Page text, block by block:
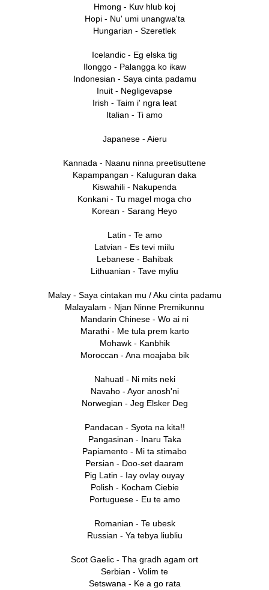
Hmong - Kuv hlub koj
Hopi - Nu' umi unangwa'ta
Hungarian - Szeretlek
Icelandic - Eg elska tig
Ilonggo - Palangga ko ikaw
Indonesian - Saya cinta padamu
Inuit - Negligevapse
Irish - Taim i' ngra leat
Italian - Ti amo
Japanese - Aieru
Kannada - Naanu ninna preetisuttene
Kapampangan - Kaluguran daka
Kiswahili - Nakupenda
Konkani - Tu magel moga cho
Korean - Sarang Heyo
Latin - Te amo
Latvian - Es tevi miilu
Lebanese - Bahibak
Lithuanian - Tave myliu
Malay - Saya cintakan mu / Aku cinta padamu
Malayalam - Njan Ninne Premikunnu
Mandarin Chinese - Wo ai ni
Marathi - Me tula prem karto
Mohawk - Kanbhik
Moroccan - Ana moajaba bik
Nahuatl - Ni mits neki
Navaho - Ayor anosh'ni
Norwegian - Jeg Elsker Deg
Pandacan - Syota na kita!!
Pangasinan - Inaru Taka
Papiamento - Mi ta stimabo
Persian - Doo-set daaram
Pig Latin - Iay ovlay ouyay
Polish - Kocham Ciebie
Portuguese - Eu te amo
Romanian - Te ubesk
Russian - Ya tebya liubliu
Scot Gaelic - Tha gradh agam ort
Serbian - Volim te
Setswana - Ke a go rata